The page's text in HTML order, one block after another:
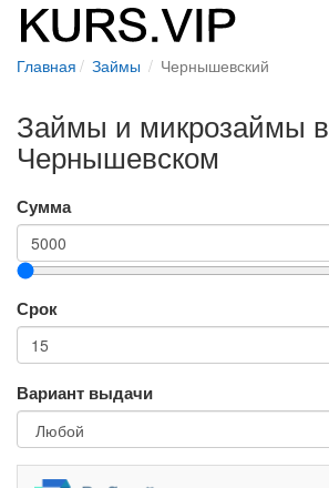
Главная Займы Чернышевский
Займы и микрозаймы в
Чернышевском
Сумма
Срок
Вариант выдачи